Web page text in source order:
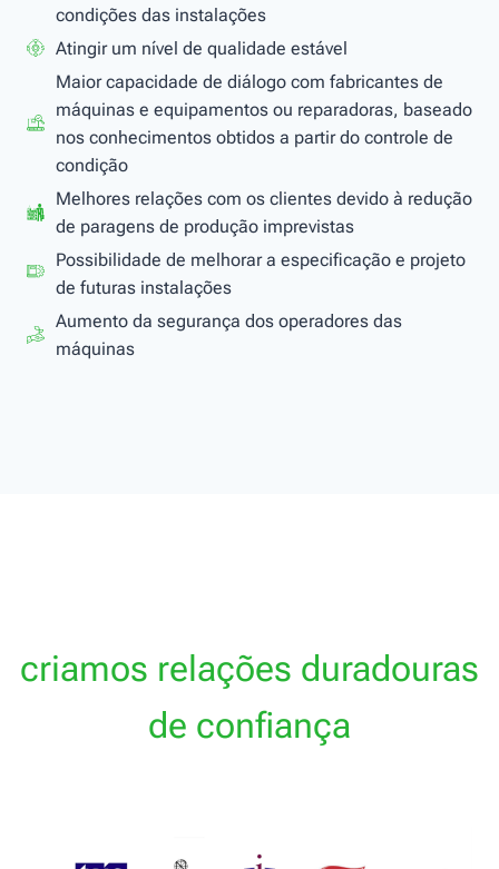
condições das instalações
Atingir um nível de qualidade estável
Maior capacidade de diálogo com fabricantes de
máquinas e equipamentos ou reparadoras, baseado
nos conhecimentos obtidos a partir do controle de
condição
Melhores relações com os clientes devido à redução
de paragens de produção imprevistas
Possibilidade de melhorar a especificação e projeto
de futuras instalações
Aumento da segurança dos operadores das
máquinas
criamos relações duradouras
de confiança